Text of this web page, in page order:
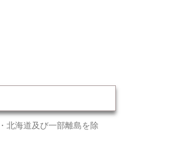
北海道及び一部離島を除